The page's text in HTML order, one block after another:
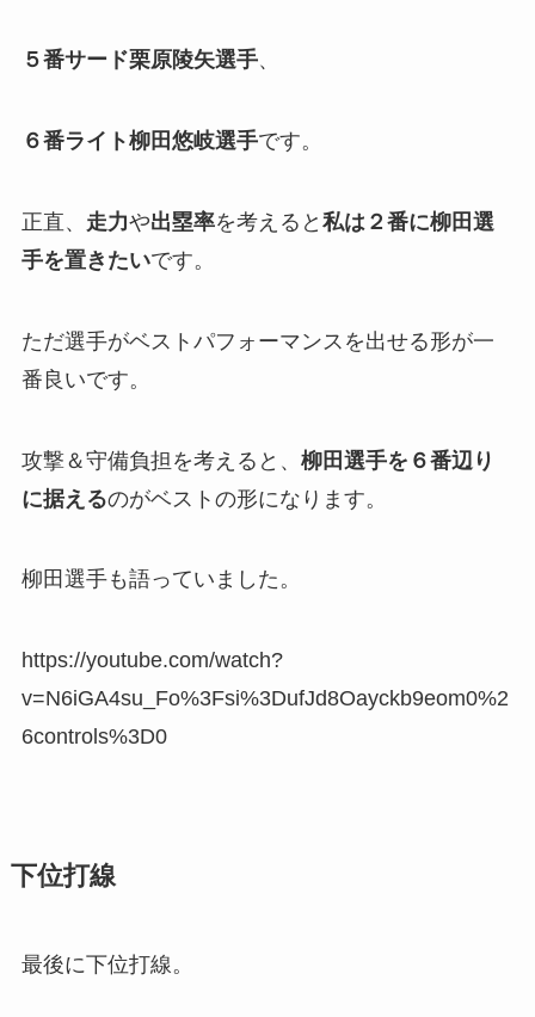
５番サード栗原陵矢選手、
６番ライト柳田悠岐選手です。
正直、 走力や出塁率を考えると 私は２番に柳田選
手を置きたいです。
ただ選手がベストパフォーマンスを出せる形が一
番良いです。
攻撃＆守備負担を考えると、 柳田選手を６番辺り
に据えるのがベストの形になります。
柳田選手も語っていました。
https://youtube.com/watch?
v=N6iGA4su_Fo%3Fsi%3DufJd8Oayckb9eom0%2
6controls%3D0
下位打線
最後に下位打線。